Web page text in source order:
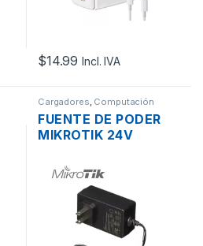
$14.99 Incl. IVA
Cargadores, Computación
FUENTE DE PODER
MIKROTIK 24V